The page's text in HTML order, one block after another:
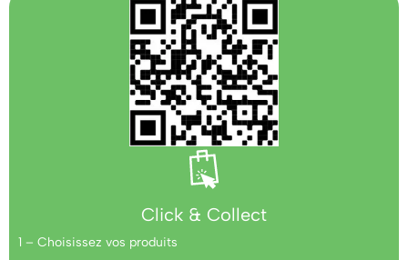
Click & Collect
1 – Choisissez vos produits